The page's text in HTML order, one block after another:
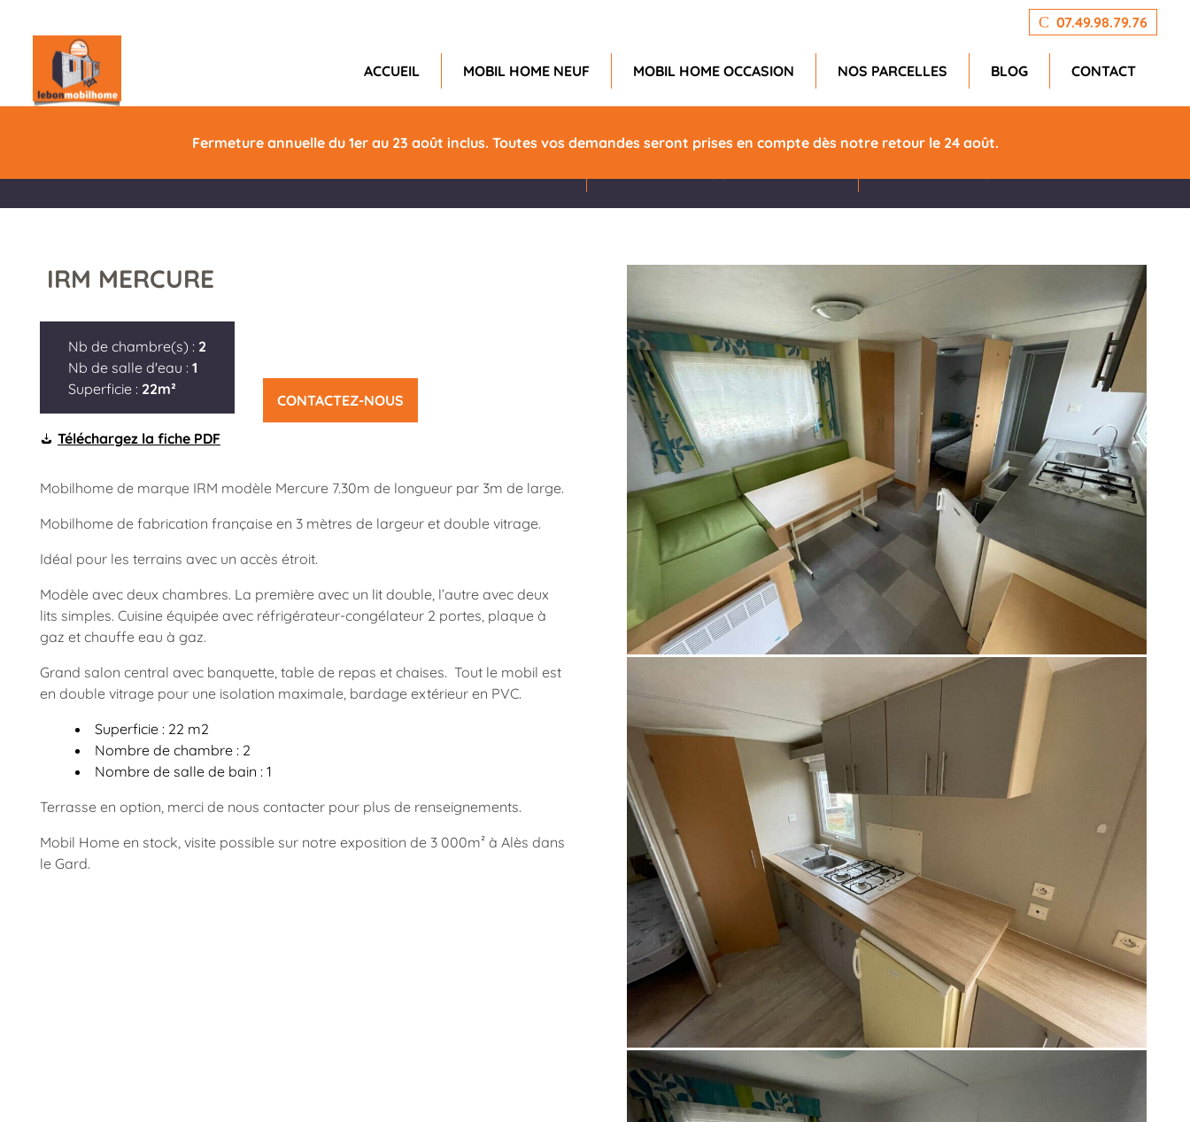
07.49.98.79.76
ACCUEIL MOBIL HOME NEUF MOBIL HOME OCCASION NOS PARCELLES BLOG CONTACT
Fermeture annuelle du 1er au 23 août inclus. Toutes vos demandes seront prises en compte dès notre retour le 24 août.
IRM MERCURE
Chambres
Longueur
Largeur
IRM MERCURE
Nb de chambre(s) : 2
Nb de salle d'eau : 1
Superficie : 22m²
Téléchargez la fiche PDF
CONTACTEZ-NOUS
Mobilhome de marque IRM modèle Mercure 7.30m de longueur par 3m de large.
Mobilhome de fabrication française en 3 mètres de largeur et double vitrage.
Idéal pour les terrains avec un accès étroit.
Modèle avec deux chambres. La première avec un lit double, l’autre avec deux
lits simples. Cuisine équipée avec réfrigérateur-congélateur 2 portes, plaque à
gaz et chauffe eau à gaz.
Grand salon central avec banquette, table de repas et chaises. Tout le mobil est
en double vitrage pour une isolation maximale, bardage extérieur en PVC.
Superficie : 22 m2
Nombre de chambre : 2
Nombre de salle de bain : 1
Terrasse en option, merci de nous contacter pour plus de renseignements.
Mobil Home en stock, visite possible sur notre exposition de 3 000m² à Alès dans
le Gard.